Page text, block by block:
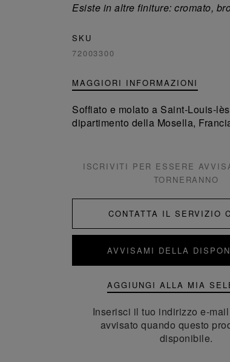
Esiste in altre finiture: cromato,
SKU
72003300
MAGGIORI INFORMAZIONI
Soffiato e molato a Saint-Louis-
dipartimento della Mosella,
ISCRIVITI PER ESSERE
TORNERANNO
CONTATTA IL SERVIZIO
AVVISAMI DELLA
AGGIUNGI ALLA MIA
Inserisci il tuo indirizzo e-
avvisato quando questo
disponibile.